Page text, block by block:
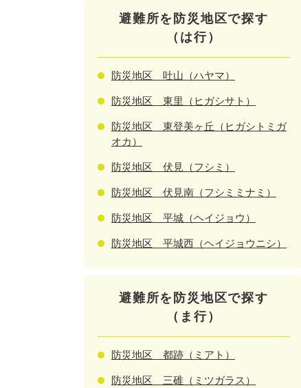
避難所を防災地区で探す
（は行）
防災地区 吐山（ハヤマ）
防災地区 東里（ヒガシサト）
防災地区 東登美ヶ丘（ヒガシトミガ
オカ）
防災地区 伏見（フシミ）
防災地区 伏見南（フシミミナミ）
防災地区 平城（ヘイジョウ）
防災地区 平城西（ヘイジョウニシ）
避難所を防災地区で探す
（ま行）
防災地区 都跡（ミアト）
防災地区 三碓（ミツガラス）